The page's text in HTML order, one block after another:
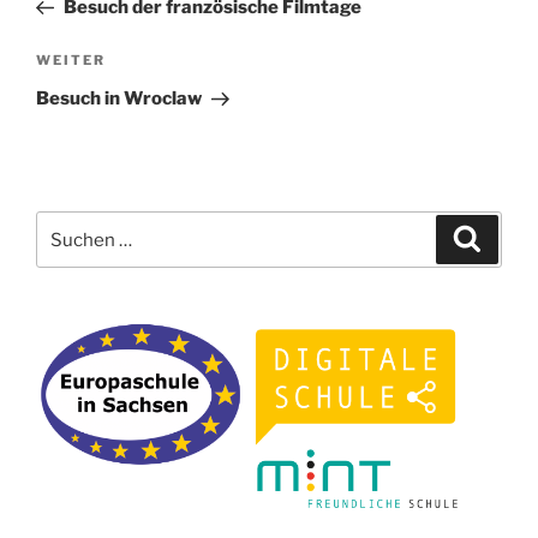
Besuch der französische Filmtage
Nächster
Beitrag
WEITER
Besuch in Wroclaw
nach: